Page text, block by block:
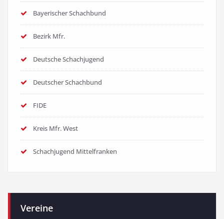
Bayerischer Schachbund
Bezirk Mfr.
Deutsche Schachjugend
Deutscher Schachbund
FIDE
Kreis Mfr. West
Schachjugend Mittelfranken
Vereine